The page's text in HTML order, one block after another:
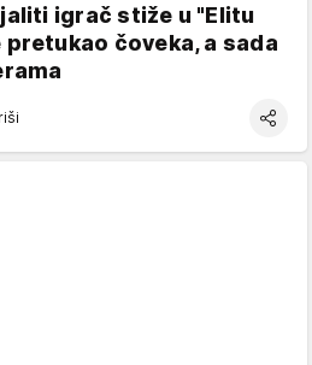
igrač stiže u "Elitu
pretukao čoveka, a sada